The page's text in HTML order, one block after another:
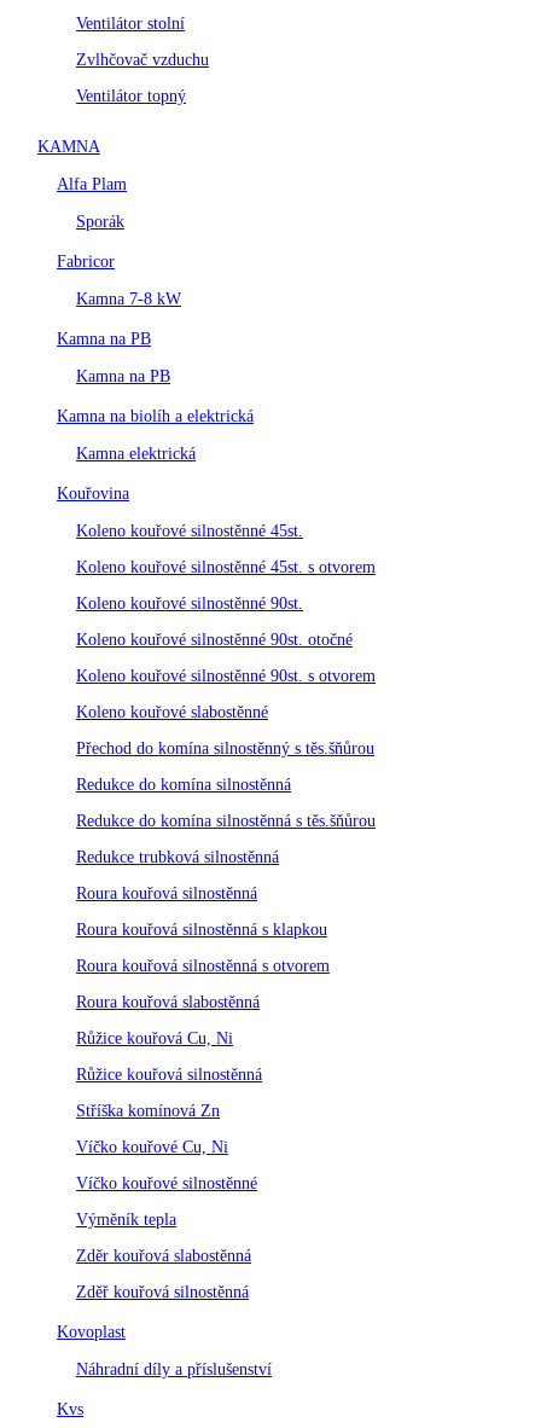
Ventilátor stolní
Zvlhčovač vzduchu
Ventilátor topný
KAMNA
Alfa Plam
Sporák
Fabricor
Kamna 7-8 kW
Kamna na PB
Kamna na PB
Kamna na biolíh a elektrická
Kamna elektrická
Kouřovina
Koleno kouřové silnostěnné 45st.
Koleno kouřové silnostěnné 45st. s otvorem
Koleno kouřové silnostěnné 90st.
Koleno kouřové silnostěnné 90st. otočné
Koleno kouřové silnostěnné 90st. s otvorem
Koleno kouřové slabostěnné
Přechod do komína silnostěnný s těs.šňůrou
Redukce do komína silnostěnná
Redukce do komína silnostěnná s těs.šňůrou
Redukce trubková silnostěnná
Roura kouřová silnostěnná
Roura kouřová silnostěnná s klapkou
Roura kouřová silnostěnná s otvorem
Roura kouřová slabostěnná
Růžice kouřová Cu, Ni
Růžice kouřová silnostěnná
Stříška komínová Zn
Víčko kouřové Cu, Ni
Víčko kouřové silnostěnné
Výměník tepla
Zděr kouřová slabostěnná
Zděř kouřová silnostěnná
Kovoplast
Náhradní díly a příslušenství
Kvs